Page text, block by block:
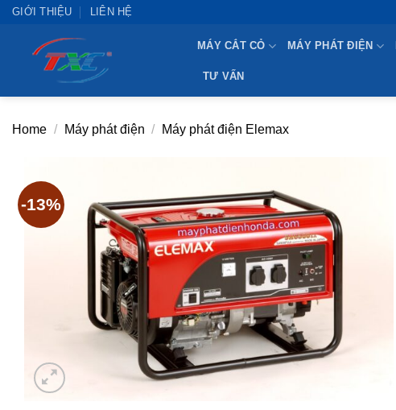
Skip
content
GIỚI THIỆU LIÊN HỆ
MÁY CẮT CỎ MÁY PHÁT ĐIỆN
TƯ VẤN
Home / Máy phát điện /
Máy phát điện Elemax
-13%